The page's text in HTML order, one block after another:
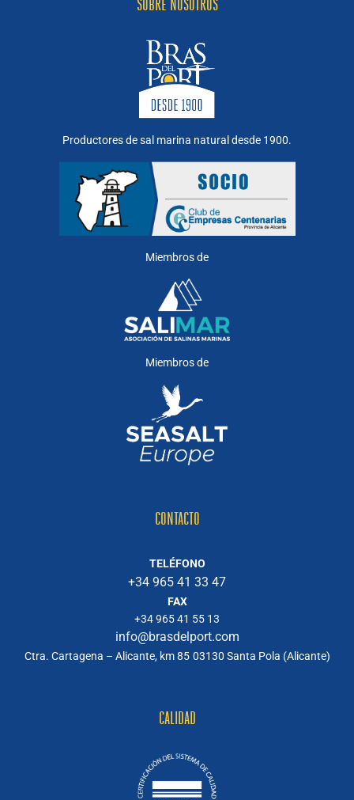
SOBRE NOSOTROS
Productores de sal marina natural desde 1900.
Miembros de
Miembros de
CONTACTO
TELÉFONO
+34 965 41 33 47
FAX
+34 965 41 55 13
info@brasdelport.com
Ctra. Cartagena – Alicante, km 85 03130 Santa Pola (Alicante)
CALIDAD